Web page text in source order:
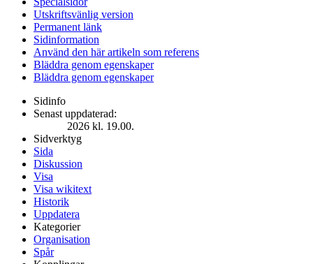
Utskriftsvänlig version
Permanent länk
Sidinformation
Använd den här artikeln som referens
Bläddra genom egenskaper
Bläddra genom egenskaper
Sidinfo
Senast uppdaterad:
2026 kl. 19.00.
Sidverktyg
Sida
Diskussion
Visa
Visa wikitext
Historik
Uppdatera
Kategorier
Organisation
Spår